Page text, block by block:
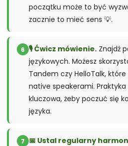
początku może to być
zacznie to mieć sens 💡.
6 🎙️ Ćwicz mówienie. Znajdź
językowych. Możesz
Tandem czy HelloTalk,
native speakerami.
kluczowa, żeby poczuć się
języka.
7 📅 Ustal regularny